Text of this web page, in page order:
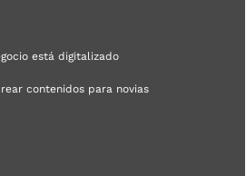
está digitalizado
contenidos para novias